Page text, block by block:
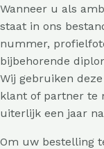
Wanneer u als
staat in ons
nummer,
bijbehorende
Wij gebruiken
klant of partner te
uiterlijk een jaar
Om uw bestelling